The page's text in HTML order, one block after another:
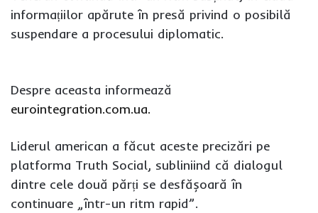
informațiilor apărute în presă privind o posibilă
suspendare a procesului diplomatic.
Despre aceasta informează
eurointegration.com.ua.
Liderul american a făcut aceste precizări pe
platforma Truth Social, subliniind că dialogul
dintre cele două părți se desfășoară în
continuare „într-un ritm rapid”.